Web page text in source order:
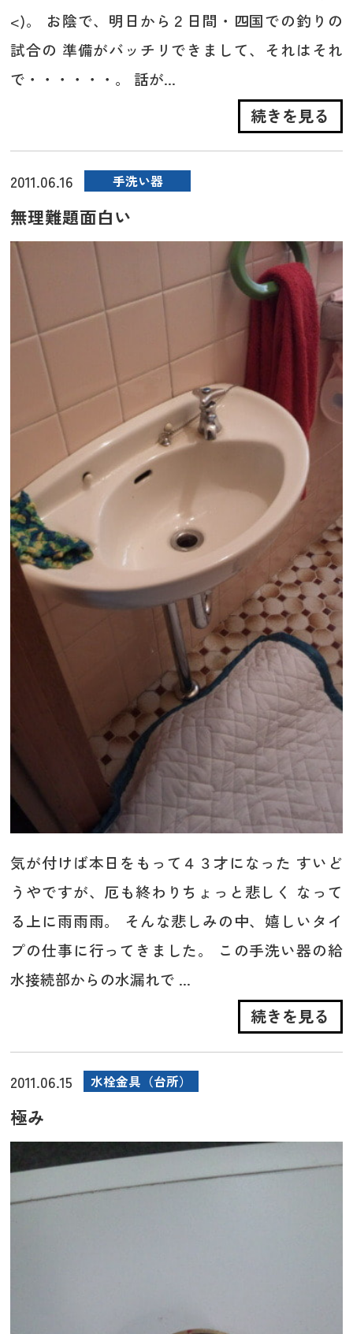
<)。 お陰で、明日から２日間・四国での釣りの
試合の 準備がバッチリできまして、それはそれ
で・・・・・・。 話が...
続きを見る
2011.06.16 手洗い器
無理難題面白い
気が付けば本日をもって４３才になった すいど
うやですが、厄も終わりちょっと悲しく なって
る上に雨雨雨。 そんな悲しみの中、嬉しいタイ
プの仕事に行ってきました。 この手洗い器の給
水接続部からの水漏れで ...
続きを見る
2011.06.15 水栓金具（台所）
極み